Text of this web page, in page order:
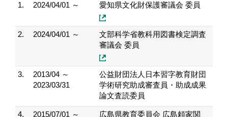
1.
2024/04/01 ～ 愛知県文化財保護審議会 委員
2. 2024/04/01 ～
文部科学省教科用図書検定調査
審議会 委員
3.
2013/04 ～
2023/03/31
公益財団法人日本習字教育財団
学術研究助成審査員・助成成果
論文査読委員
4.
2015/07/01 ～
広島県教育委員会 広島頼家関